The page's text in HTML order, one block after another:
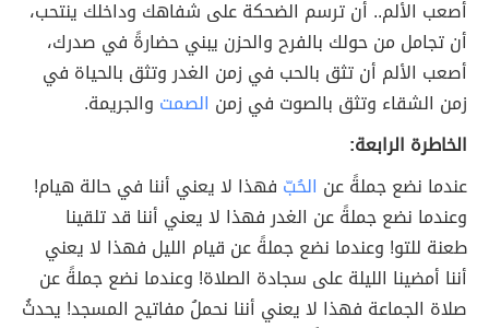
أصعب الألم.. أن ترسم الضحكة على شفاهك وداخلك ينتحب،
أن تجامل من حولك بالفرح والحزن يبني حضارةً في صدرك،
أصعب الألم أن تثق بالحب في زمن الغدر وتثق بالحياة في
زمن الشقاء وتثق بالصوت في زمن الصمت والجريمة.
الخاطرة الرابعة:
عندما نضع جملةً عن الحُبّ فهذا لا يعني أننا في حالة هيام!
وعندما نضع جملةً عن الغدر فهذا لا يعني أننا قد تلقينا
طعنة للتو! وعندما نضع جملةً عن قيام الليل فهذا لا يعني
أننا أمضينا الليلة على سجادة الصلاة! وعندما نضع جملةً عن
صلاة الجماعة فهذا لا يعني أننا نحملُ مفاتيح المسجد! يحدثُ